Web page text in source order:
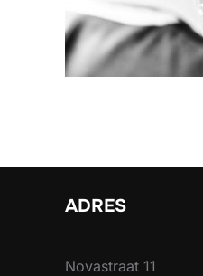
ADRES
Novastraat 11